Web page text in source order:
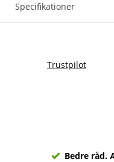
Specifikationer
Trustpilot
Bedre råd.